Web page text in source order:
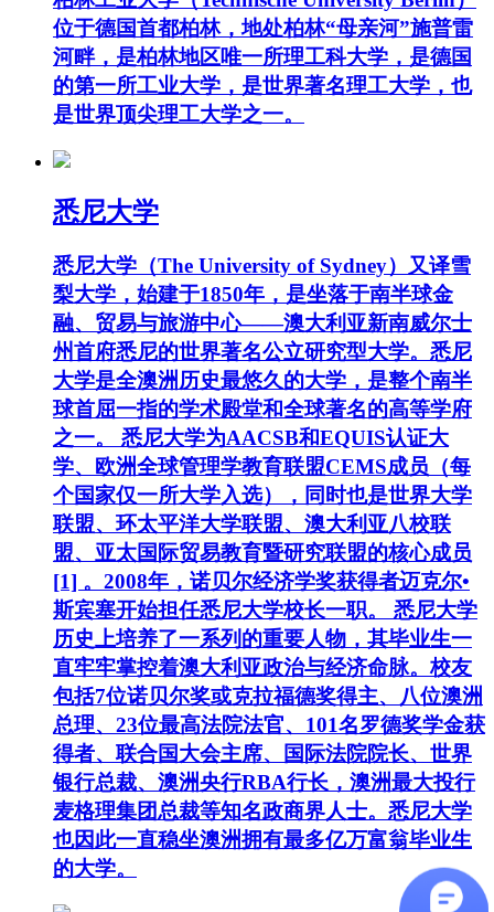
位于德国首都柏林，地处柏林“母亲河”施普雷
河畔，是柏林地区唯一所理工科大学，是德国
的第一所工业大学，是世界著名理工大学，也
是世界顶尖理工大学之一。
悉尼大学
悉尼大学（The University of Sydney）又译雪
梨大学，始建于1850年，是坐落于南半球金
融、贸易与旅游中心——澳大利亚新南威尔士
州首府悉尼的世界著名公立研究型大学。悉尼
大学是全澳洲历史最悠久的大学，是整个南半
球首屈一指的学术殿堂和全球著名的高等学府
之一。 悉尼大学为AACSB和EQUIS认证大
学、欧洲全球管理学教育联盟CEMS成员（每
个国家仅一所大学入选），同时也是世界大学
联盟、环太平洋大学联盟、澳大利亚八校联
盟、亚太国际贸易教育暨研究联盟的核心成员
[1] 。2008年，诺贝尔经济学奖获得者迈克尔•
斯宾塞开始担任悉尼大学校长一职。 悉尼大学
历史上培养了一系列的重要人物，其毕业生一
直牢牢掌控着澳大利亚政治与经济命脉。校友
包括7位诺贝尔奖或克拉福德奖得主、八位澳洲
总理、23位最高法院法官、101名罗德奖学金获
得者、联合国大会主席、国际法院院长、世界
银行总裁、澳洲央行RBA行长，澳洲最大投行
麦格理集团总裁等知名政商界人士。悉尼大学
也因此一直稳坐澳洲拥有最多亿万富翁毕业生
的大学。